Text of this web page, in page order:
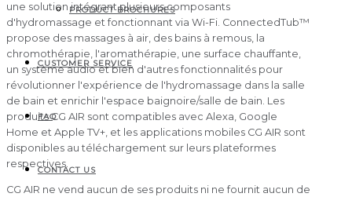
PRODUCT BROCHURES
CUSTOMER SERVICE
FAQ
CONTACT US
une solution intégrant plusieurs composants
d'hydromassage et fonctionnant via Wi-Fi. ConnectedTub™
propose des massages à air, des bains à remous, la
chromothérapie, l'aromathérapie, une surface chauffante,
un système audio et bien d'autres fonctionnalités pour
révolutionner l'expérience de l'hydromassage dans la salle
de bain et enrichir l'espace baignoire/salle de bain. Les
produits CG AIR sont compatibles avec Alexa, Google
Home et Apple TV+, et les applications mobiles CG AIR sont
disponibles au téléchargement sur leurs plateformes
respectives.
CG AIR ne vend aucun de ses produits ni ne fournit aucun de